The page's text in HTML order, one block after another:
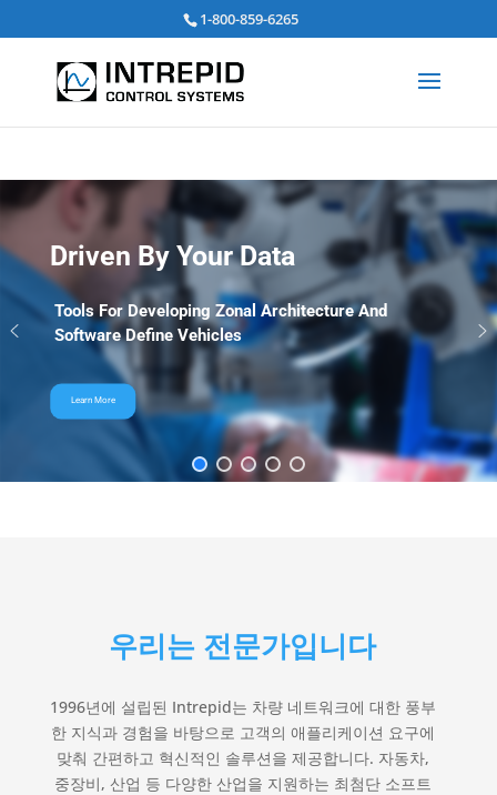
1-800-859-6265
Tools For Developing Zonal Architecture And
Software Define Vehicles
Driven By Your Data
Learn More
우리는 전문가입니다
1996년에 설립된 Intrepid는 차량 네트워크에 대한 풍부
한 지식과 경험을 바탕으로 고객의 애플리케이션 요구에
맞춰 간편하고 혁신적인 솔루션을 제공합니다. 자동차,
중장비, 산업 등 다양한 산업을 지원하는 최첨단 소프트